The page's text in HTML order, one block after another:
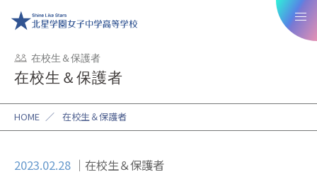
在校生＆保護者
在校生＆保護者
HOME ／ 在校生＆保護者
2023.02.28 在校生＆保護者